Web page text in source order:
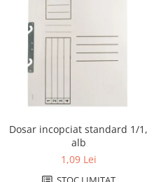
Dosar incopciat standard 1/1,
alb
1,09 Lei